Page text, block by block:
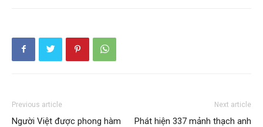
Previous article
Người Việt được phong hàm
Next article
Phát hiện 337 mảnh thạch anh